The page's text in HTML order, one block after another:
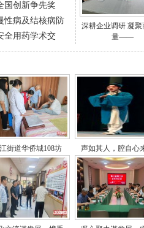
国创新争先奖
性病及结核病防
全用药学术交
深耕企业调研 凝聚
量——
街道华侨城108坊 声如其人，腔自心